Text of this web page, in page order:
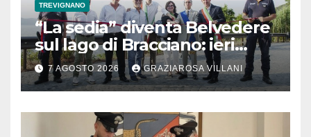
TREVIGNANO
“La sedia” diventa Belvedere
sul lago di Bracciano: ieri
l’inaugurazione
7 AGOSTO 2026 GRAZIAROSA VILLANI